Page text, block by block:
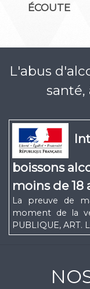
ÉCOUTE
L'abus
santé,
boissons
moins de 18
La preuve de
moment de la
PUBLIQUE, ART.